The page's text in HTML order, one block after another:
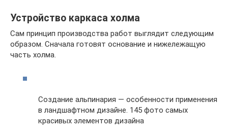
Устройство каркаса холма
Сам принцип производства работ выглядит следующим
образом. Сначала готовят основание и нижележащую
часть холма.
Создание альпинария — особенности применения
в ландшафтном дизайне. 145 фото самых
красивых элементов дизайна